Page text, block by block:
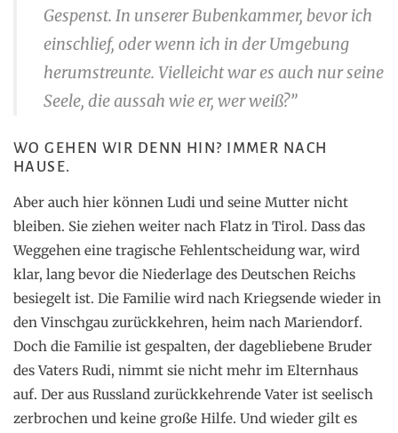
Gespenst. In unserer Bubenkammer, bevor ich
einschlief, oder wenn ich in der Umgebung
herumstreunte. Vielleicht war es auch nur seine
Seele, die aussah wie er, wer weiß?”
WO GEHEN WIR DENN HIN? IMMER NACH
HAUSE.
Aber auch hier können Ludi und seine Mutter nicht
bleiben. Sie ziehen weiter nach Flatz in Tirol. Dass das
Weggehen eine tragische Fehlentscheidung war, wird
klar, lang bevor die Niederlage des Deutschen Reichs
besiegelt ist. Die Familie wird nach Kriegsende wieder in
den Vinschgau zurückkehren, heim nach Mariendorf.
Doch die Familie ist gespalten, der dagebliebene Bruder
des Vaters Rudi, nimmt sie nicht mehr im Elternhaus
auf. Der aus Russland zurückkehrende Vater ist seelisch
zerbrochen und keine große Hilfe. Und wieder gilt es